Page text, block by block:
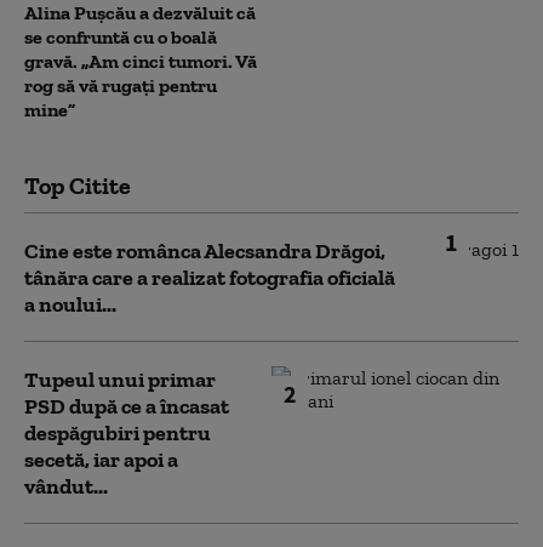
Alina Pușcău a dezvăluit că
se confruntă cu o boală
gravă. „Am cinci tumori. Vă
rog să vă rugați pentru
mine”
Top Citite
1
Cine este românca Alecsandra Drăgoi,
tânăra care a realizat fotografia oficială
a noului...
2
Tupeul unui primar
PSD după ce a încasat
despăgubiri pentru
secetă, iar apoi a
vândut...